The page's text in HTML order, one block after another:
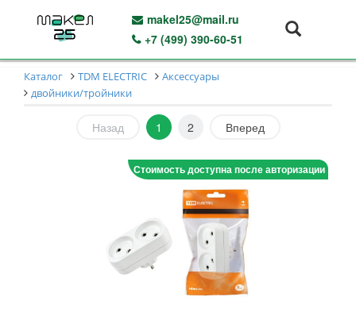
makel25@mail.ru
+7 (499) 390-60-51
Каталог TDM ELECTRIC
Аксессуары
двойники/тройники
Назад 1 2 Вперед
Стоимость доступна после авторизации